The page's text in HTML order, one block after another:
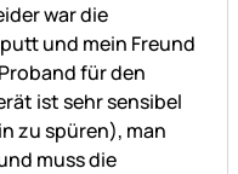
war die
und mein Freund
für den
ist sehr sensibel
zu spüren), man
muss die